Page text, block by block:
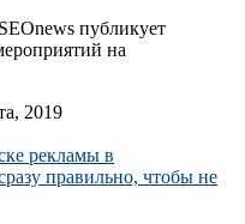
публикует
на
2019
рекламы в
правильно, чтобы не